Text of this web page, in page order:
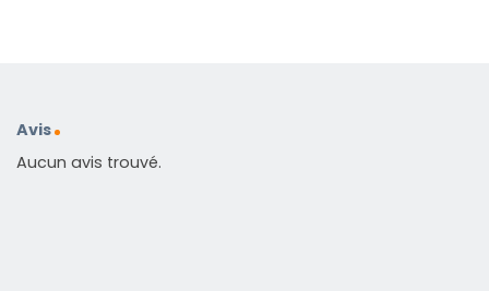
Avis
Aucun avis trouvé.